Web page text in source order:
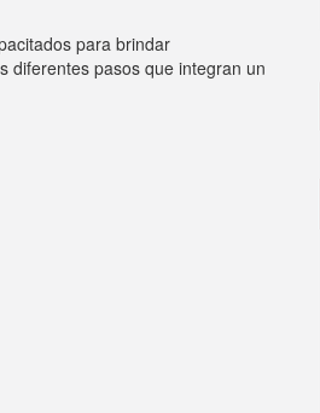
para brindar
diferentes pasos que integran un